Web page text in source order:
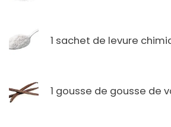
1 sachet de levure
1 gousse de gousse de